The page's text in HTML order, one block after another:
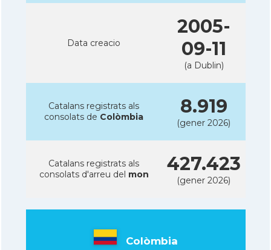
Data creacio
2005-
09-11
(a Dublin)
Catalans registrats als
consolats de Colòmbia 8.919
(gener 2026)
Catalans registrats als
consolats d'arreu del mon 427.423
(gener 2026)
Colòmbia